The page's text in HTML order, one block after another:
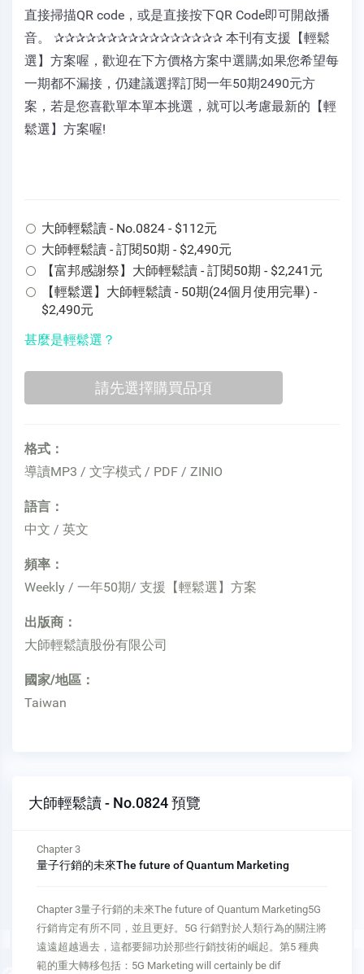
直接掃描QR code，或是直接按下QR Code即可開啟播
音。 ✰✰✰✰✰✰✰✰✰✰✰✰✰✰✰✰ 本刊有支援【輕鬆
選】方案喔，歡迎在下方價格方案中選購;如果您希望每
一期都不漏接，仍建議選擇訂閱一年50期2490元方
案，若是您喜歡單本單本挑選，就可以考慮最新的【輕
鬆選】方案喔!
大師輕鬆讀 - No.0824 - $112元
大師輕鬆讀 - 訂閱50期 - $2,490元
【富邦感謝祭】大師輕鬆讀 - 訂閱50期 - $2,241元
【輕鬆選】大師輕鬆讀 - 50期(24個月使用完畢) -
$2,490元
甚麼是輕鬆選？
格式：
導讀MP3 / 文字模式 / PDF / ZINIO
語言：
中文 / 英文
頻率：
Weekly / 一年50期/ 支援【輕鬆選】方案
出版商：
大師輕鬆讀股份有限公司
國家/地區：
Taiwan
大師輕鬆讀 - No.0824 預覽
延伸閱讀
靠數據擬策略
延伸閱讀靠數據擬策略現今許多公司的當務之急，是將數據轉
化為資產。多利用數據協力合作、培養新的市場洞見、區別顧
客、提供個人化訴求、尋找模式，並依據數據做出更好的決
策。此時此刻，正掀起一波數據革命。原因為何？全新的數據